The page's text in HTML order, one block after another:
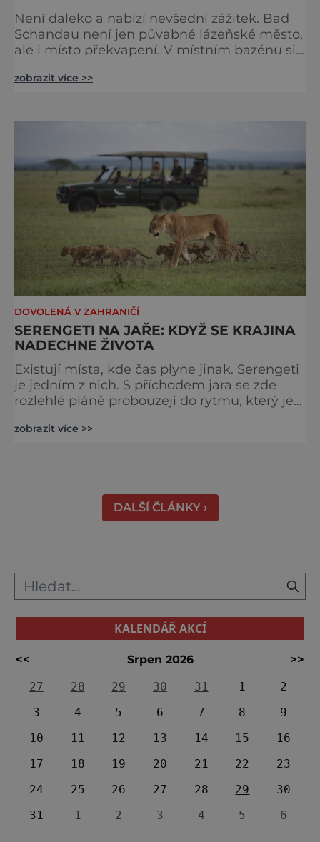
Není daleko a nabízí nevšední zážitek. Bad
Schandau není jen půvabné lázeňské město,
ale i místo překvapení. V místním bazénu si
vodě. Nádherně osvěžující místo leží jen 8
zobrazit více >>
DOVOLENÁ V ZAHRANIČÍ
SERENGETI NA JAŘE: KDYŽ SE KRAJINA
NADECHNE ŽIVOTA
Existují místa, kde čas plyne jinak. Serengeti
je jedním z nich. S příchodem jara se zde
rozlehlé pláně probouzejí do rytmu, který je
tráva svěží a horizont nekonečný. A právě v
shromažďují statisíce zvířat. Více než 1,5
milionu pakoňů, dop
zobrazit více >>
DALŠÍ ČLÁNKY ›
KALENDÁŘ AKCÍ
<< Srpen 2026
>>
27
28 29 30 31 1
2
3
4 5 6 7 8
9
10
11 12 13 14 15
16
17
18 19 20 21 22
23
24
25 26 27 28 29
30
31
1 2 3 4 5 6